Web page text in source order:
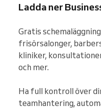
Ladda ner
Gratis
frisörsalonger,
kliniker,
och mer.
Ha full kontroll över
teamhantering,